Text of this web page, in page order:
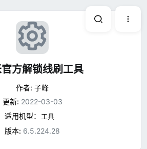
资
源
图
方解锁线刷工具
作者: 子峰
更新: 2022-03-03
适用机型：
工具
版本: 6.5.224.28